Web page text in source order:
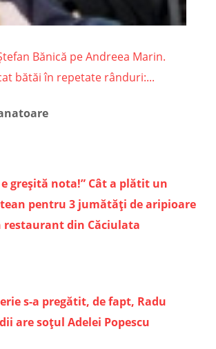
Bănică pe Andreea Marin.
bătăi în repetate rânduri:...
greșită nota!” Cât a plătit un
pentru 3 jumătăți de aripioare
din Căciulata
s-a pregătit, de fapt, Radu
are soțul Adelei Popescu